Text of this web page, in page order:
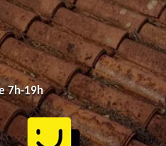
7h-19h